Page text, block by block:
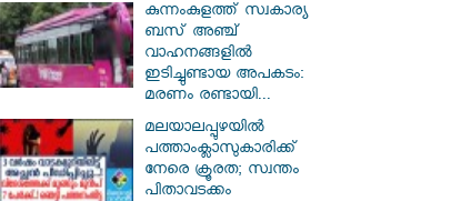
കുന്നംകുളത്ത് സ്വകാര്യ
ബസ് അഞ്ച്
വാഹനങ്ങളിൽ
ഇടിച്ചുണ്ടായ അപകടം:
മരണം രണ്ടായി...
മലയാലപ്പുഴയിൽ
പത്താംക്ലാസുകാരിക്ക്
നേരെ ക്രൂരത; സ്വന്തം
പിതാവടക്കം